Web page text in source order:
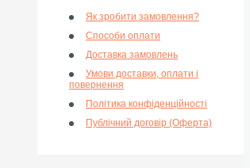
Як зробити замовлення?
Способи оплати
Доставка замовлень
Умови доставки, оплати і
повернення
Політика конфіденційності
Публічний договір (Оферта)